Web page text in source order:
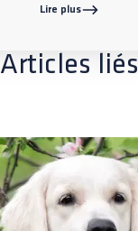
Lire plus
Articles liés